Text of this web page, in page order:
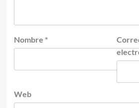
Nombre *
Web